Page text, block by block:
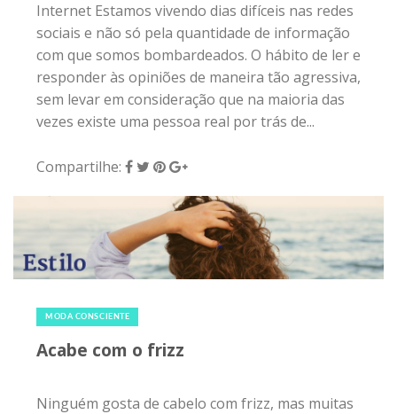
Internet Estamos vivendo dias difíceis nas redes
sociais e não só pela quantidade de informação
com que somos bombardeados. O hábito de ler e
responder às opiniões de maneira tão agressiva,
sem levar em consideração que na maioria das
vezes existe uma pessoa real por trás de...
Compartilhe:
MODA CONSCIENTE
Acabe com o frizz
Ninguém gosta de cabelo com frizz, mas muitas